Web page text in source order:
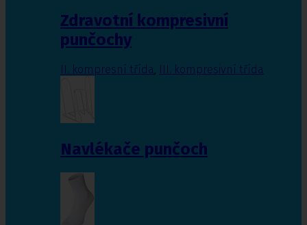
Zdravotní kompresivní
punčochy
II. kompresní třída III. kompresivní třída
Navlékače punčoch